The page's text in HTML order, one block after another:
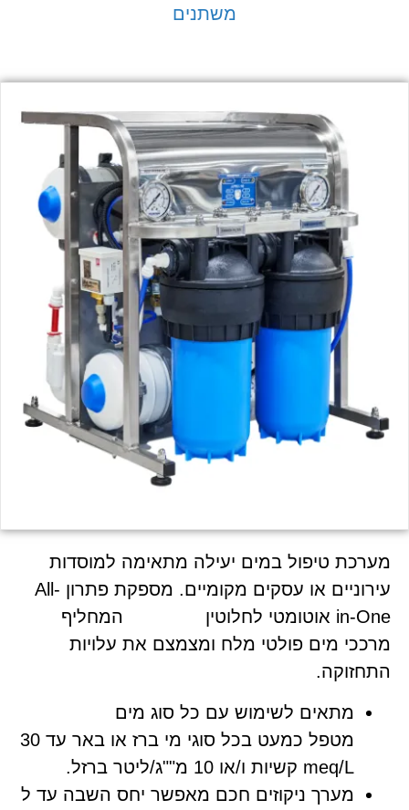
משתנים
מערכת טיפול במים יעילה מתאימה למוסדות
עירוניים או עסקים מקומיים. מספקת פתרון All-
in-One אוטומטי לחלוטין המחליף
מרככי מים פולטי מלח ומצמצם את עלויות
התחזוקה.
מתאים לשימוש עם כל סוג מים
מטפל כמעט בכל סוגי מי ברז או באר עד 30
meq/L קשיות ו/או 10 מ""ג/ליטר ברזל.
מערך ניקוזים חכם מאפשר יחס השבה עד ל